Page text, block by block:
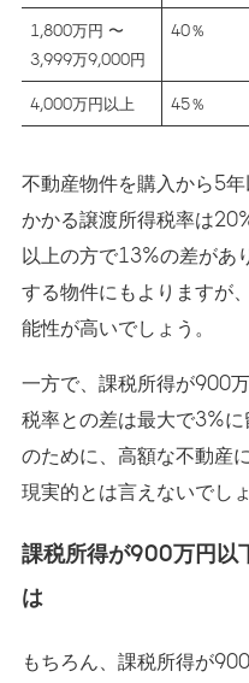
1,800万円 〜
3,999万9,000円
40％
4,000万円以上 45％
不動産物件を購入から5
かかる譲渡所得税率は
以上の方で13%の差があ
する物件にもよりますが
能性が高いでしょう。
一方で、課税所得が900
税率との差は最大で3%
のために、高額な不動産
現実的とは言えないでしょ
課税所得が900万円以
は
もちろん、課税所得が